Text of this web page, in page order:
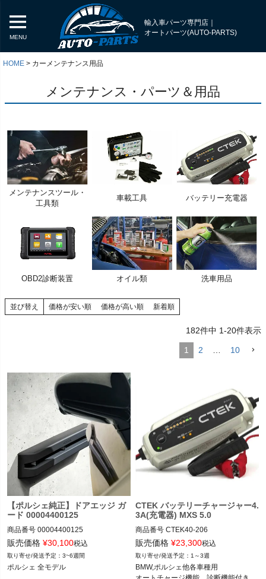
MENU
輸入車パーツ専門店｜
オートパーツ(AUTO-PARTS)
HOME カーメンテナンス用品
メンテナンス・パーツ＆用品
メンテナンスツール・
工具類
車載工具 バッテリー充電器
OBD2診断装置 オイル類 洗車用品
並び替え 価格が安い順 価格が高い順 新着順
182件中 1-20件表示
1 2 10
【ポルシェ純正】ドアエッジ ガ
ード 00004400125
商品番号 00004400125
ポルシェ  全モデル
他メーカー 各モデル
販売価格 ¥30,100税込
3~6週間
ポルシェ 全モデル
CTEK バッテリーチャージャー4.
3A(充電器) MXS 5.0
商品番号 CTEK40-206
CTEK40-206
12ECS->2AMA
販売価格 ¥23,300税込
1～3週
BMW,ポルシェ他各車種用